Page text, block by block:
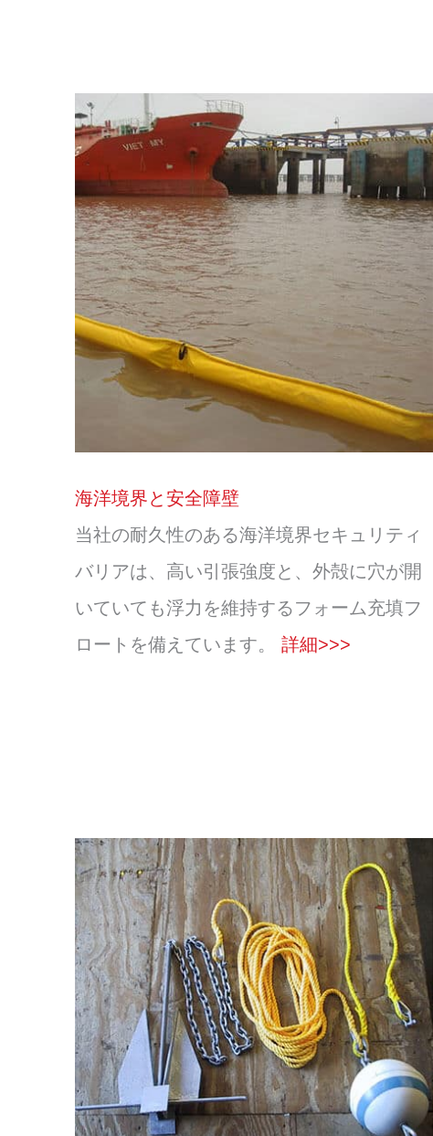
海洋境界と安全障壁
当社の耐久性のある海洋境界セキュリティ
バリアは、高い引張強度と、外殻に穴が開
いていても浮力を維持するフォーム充填フ
ロートを備えています。 詳細>>>